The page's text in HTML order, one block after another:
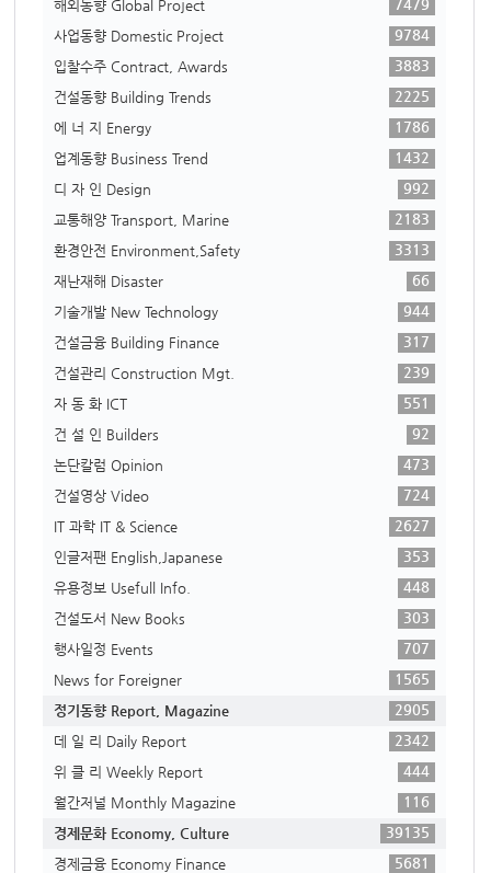
해외동향 Global Project
7479
사업동향 Domestic Project
9784
입찰수주 Contract, Awards
3883
건설동향 Building Trends
2225
에 너 지 Energy
1786
업계동향 Business Trend
1432
디 자 인 Design
992
교통해양 Transport, Marine
2183
환경안전 Environment,Safety
3313
재난재해 Disaster
66
기술개발 New Technology
944
건설금융 Building Finance
317
건설관리 Construction Mgt.
239
자 동 화 ICT
551
건 설 인 Builders
92
논단칼럼 Opinion
473
건설영상 Video
724
IT 과학 IT & Science
2627
인글저팬 English,Japanese
353
유용정보 Usefull Info.
448
건설도서 New Books
303
행사일정 Events
707
News for Foreigner
1565
정기동향 Report, Magazine
2905
데 일 리 Daily Report
2342
위 클 리 Weekly Report
444
월간저널 Monthly Magazine
116
경제문화 Economy, Culture
39135
경제금융 Economy Finance
5681